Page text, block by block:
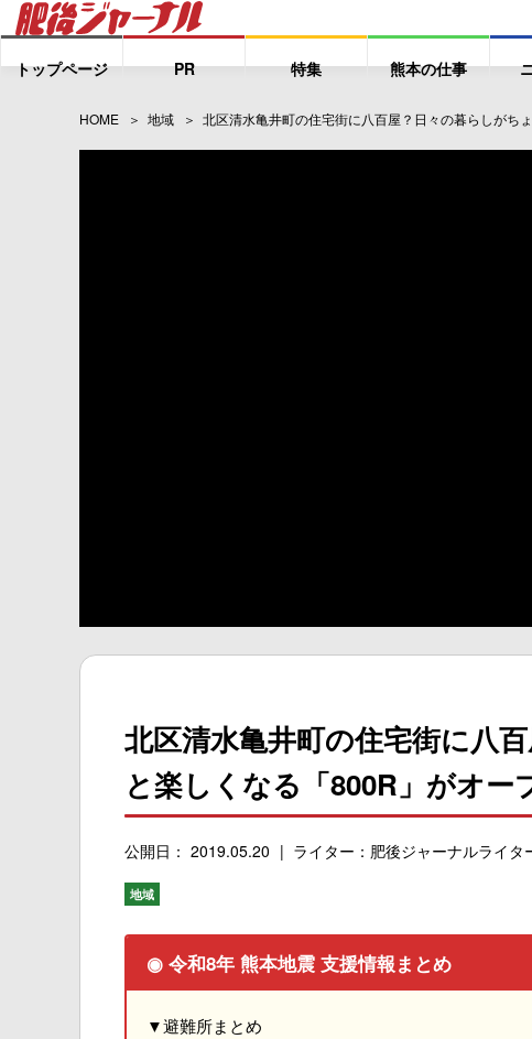
トップページ PR 特集 熊本の仕事
HOME 地域 北区清水亀井町の住宅街に八百屋？日々の暮らしがち
北区清水亀井町の住宅街に八
と楽しくなる「800R」がオー
公開日： 2019.05.20 ライター：肥後ジャーナルライタ
地域
◉ 令和8年 熊本地震 支援情報まとめ
▼避難所まとめ